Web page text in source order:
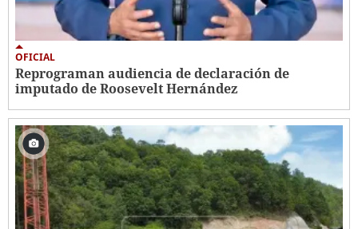
OFICIAL
Reprograman audiencia de declaración de
imputado de Roosevelt Hernández